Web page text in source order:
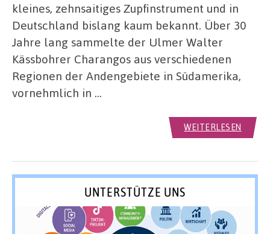
kleines, zehnsaitiges Zupfinstrument und in
Deutschland bislang kaum bekannt. Über 30
Jahre lang sammelte der Ulmer Walter
Kässbohrer Charangos aus verschiedenen
Regionen der Andengebiete in Südamerika,
vornehmlich in …
WEITERLESEN
UNTERSTÜTZE UNS